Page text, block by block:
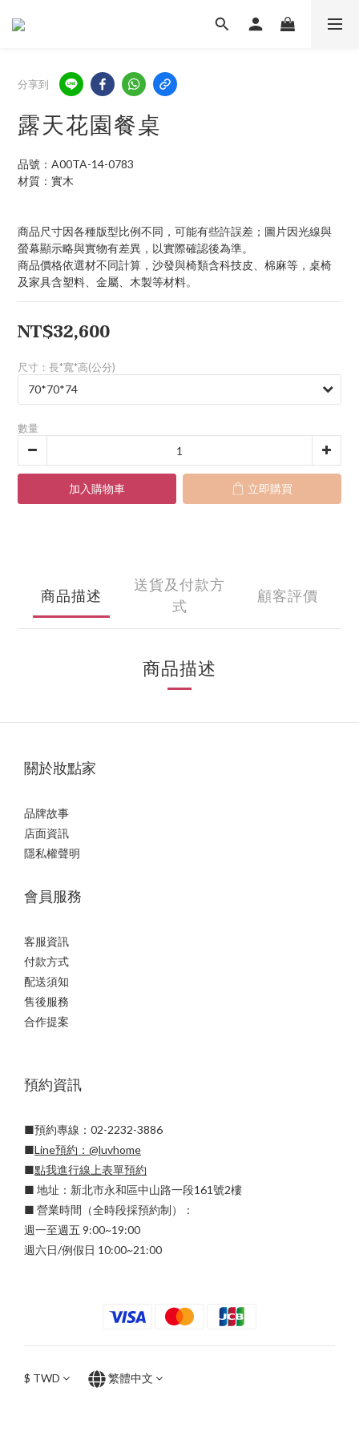
分享到
露天花園餐桌
品號：A00TA-14-0783
材質：實木
商品尺寸因各種版型比例不同，可能有些許誤差；圖片因光線與
螢幕顯示略與實物有差異，以實際確認後為準。
商品價格依選材不同計算，沙發與椅類含科技皮、棉麻等，桌椅
及家具含塑料、金屬、木製等材料。
NT$32,600
尺寸：長*寬*高(公分)
數量
加入購物車 立即購買
商品描述
送貨及付款方
式
顧客評價
商品描述
關於妝點家
品牌故事
店面資訊
隱私權聲明
會員服務
客服資訊
付款方式
配送須知
售後服務
合作提案
預約資訊
■預約專線：02-2232-3886
■Line預約： @luvhome
■點我進行線上表單預約
■ 地址：新北市永和區中山路一段161號2樓
■ 營業時間（全時段採預約制）：
週一至週五 9:00~19:00
週六日/例假日 10:00~21:00
$ TWD 繁體中文